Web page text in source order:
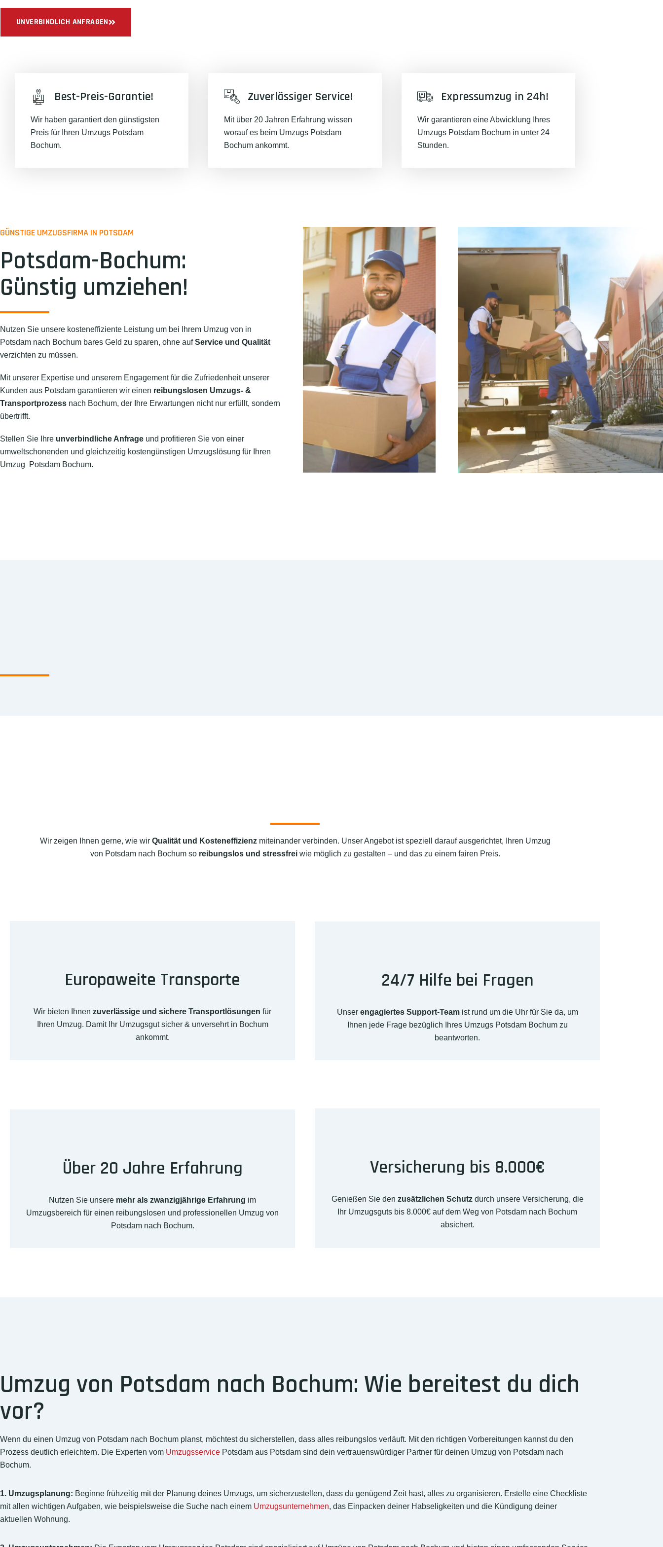
UNVERBINDLICH ANFRAGEN
Best-Preis-Garantie!
Wir haben garantiert den günstigsten
Preis für Ihren Umzugs Potsdam
Bochum.
Zuverlässiger Service!
Mit über 20 Jahren Erfahrung wissen
worauf es beim Umzugs Potsdam
Bochum ankommt.
Expressumzug in 24h!
Wir garantieren eine Abwicklung Ihres
Umzugs Potsdam Bochum in unter 24
Stunden.
GÜNSTIGE UMZUGSFIRMA IN POTSDAM
Potsdam-Bochum:
Günstig umziehen!
Nutzen Sie unsere kosteneffiziente Leistung um bei Ihrem Umzug von in
Potsdam nach Bochum bares Geld zu sparen, ohne aufService und Qualität
verzichten zu müssen.
Mit unserer Expertise und unserem Engagement für die Zufriedenheit unserer
Kunden aus Potsdam garantieren wir einen reibungslosen Umzugs- &
Transportprozess nach Bochum, der Ihre Erwartungen nicht nur erfüllt, sondern
übertrifft.
Stellen Sie Ihre unverbindliche Anfrage und profitieren Sie von einer
umweltschonenden und gleichzeitig kostengünstigen Umzugslösung für Ihren
Umzug Potsdam Bochum.
Wir zeigen Ihnen gerne, wie wir Qualität und Kosteneffizienzmiteinander verbinden. Unser Angebot ist speziell darauf ausgerichtet, Ihren Umzug
von Potsdam nach Bochum so reibungslos und stressfreiwie möglich zu gestalten – und das zu einem fairen Preis.
Europaweite Transporte
Wir bieten Ihnen zuverlässige und sichere Transportlösungen für
Ihren Umzug. Damit Ihr Umzugsgut sicher & unversehrt in Bochum
ankommt.
24/7 Hilfe bei Fragen
Unser engagiertes Support-Teamist rund um die Uhr für Sie da, um
Ihnen jede Frage bezüglich Ihres Umzugs Potsdam Bochum zu
beantworten.
Über 20 Jahre Erfahrung
Nutzen Sie unsere mehr als zwanzigjährige Erfahrung im
Umzugsbereich für einen reibungslosen und professionellen Umzug von
Potsdam nach Bochum.
Versicherung bis 8.000€
Genießen Sie den zusätzlichen Schutzdurch unsere Versicherung, die
Ihr Umzugsguts bis 8.000€ auf dem Weg von Potsdam nach Bochum
absichert.
Umzug von Potsdam nach Bochum: Wie bereitest du dich
vor?
Wenn du einen Umzug von Potsdam nach Bochum planst, möchtest du sicherstellen, dass alles reibungslos verläuft. Mit den richtigen Vorbereitungen kannst du den
Prozess deutlich erleichtern. Die Experten vom Umzugsservice Potsdam aus Potsdam sind dein vertrauenswürdiger Partner für deinen Umzug von Potsdam nach
Bochum.
1. Umzugsplanung: Beginne frühzeitig mit der Planung deines Umzugs, um sicherzustellen, dass du genügend Zeit hast, alles zu organisieren. Erstelle eine Checkliste
mit allen wichtigen Aufgaben, wie beispielsweise die Suche nach einem Umzugsunternehmen, das Einpacken deiner Habseligkeiten und die Kündigung deiner
aktuellen Wohnung.